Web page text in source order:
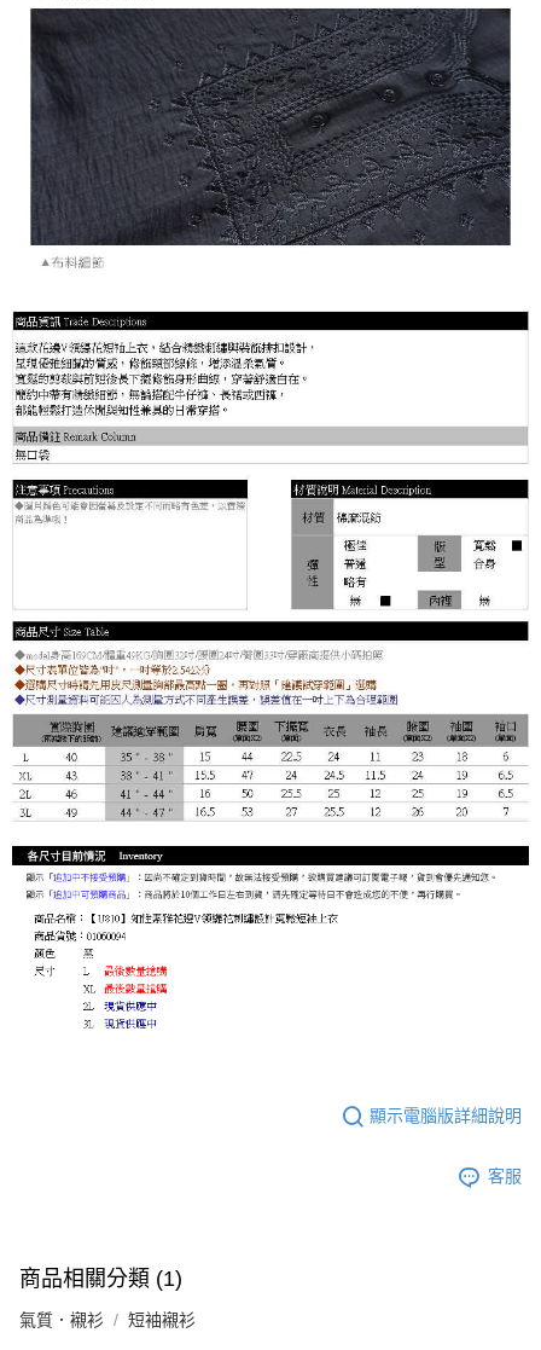
顯示電腦版詳細說明
客服
商品相關分類 (1)
氣質．襯衫 短袖襯衫